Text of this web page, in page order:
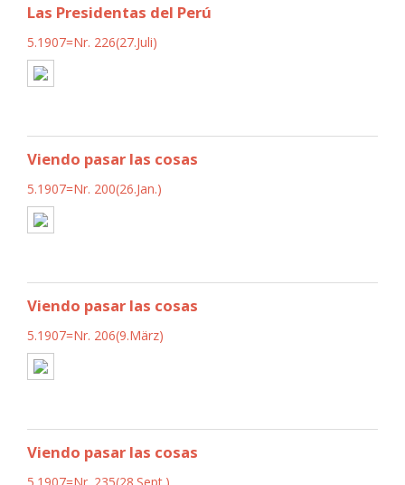
Las Presidentas del Perú
5.1907=Nr. 226(27.Juli)
Viendo pasar las cosas
5.1907=Nr. 200(26.Jan.)
Viendo pasar las cosas
5.1907=Nr. 206(9.März)
Viendo pasar las cosas
5.1907=Nr. 235(28.Sept.)